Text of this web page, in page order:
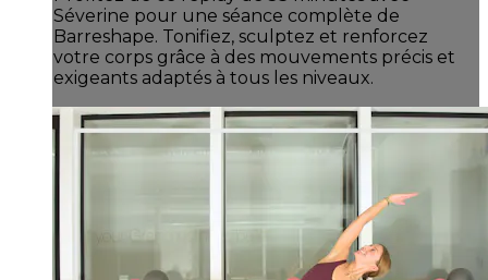
Séverine pour une séance complète de
Barreshape. Tonifiez, sculptez et renforcez
votre corps grâce à des mouvements précis et
exigeants adaptés à tous les niveaux.